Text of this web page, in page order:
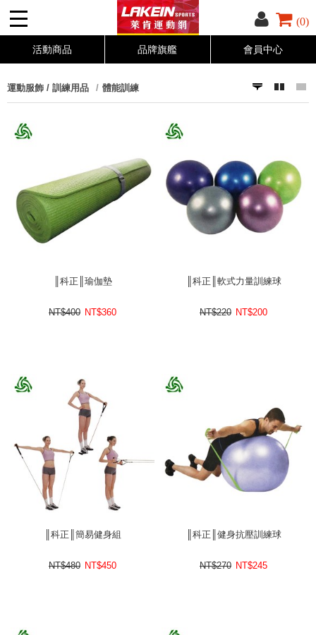
(0)
活動商品 品牌旗艦 會員中心
運動服飾 / 訓練用品 體能訓練
║科正║瑜伽墊
NT$400 NT$360
║科正║軟式力量訓練球
NT$220 NT$200
║科正║簡易健身組
NT$480 NT$450
║科正║健身抗壓訓練球
NT$270 NT$245